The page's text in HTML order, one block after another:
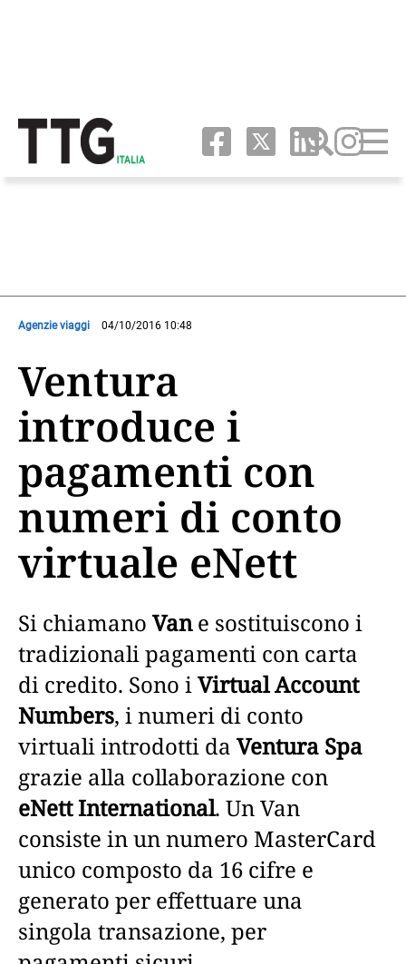
Agenzie viaggi 04/10/2016 10:48
Ventura
introduce i
pagamenti con
numeri di conto
virtuale eNett
Si chiamano Vane sostituiscono i
tradizionali pagamenti con carta
di credito. Sono iVirtual Account
Numbers, i numeri di conto
virtuali introdotti da Ventura Spa
grazie alla collaborazione con
eNett International. Un Van
consiste in un numero MasterCard
unico composto da 16 cifre e
generato per effettuare una
singola transazione, per